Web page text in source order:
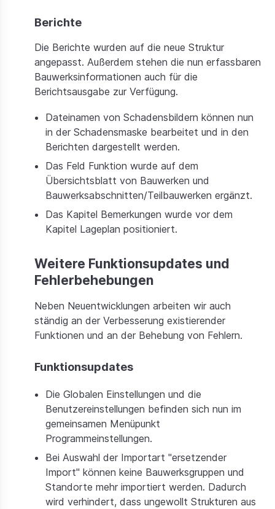
Berichte
Die Berichte wurden auf die neue Struktur
angepasst. Außerdem stehen die nun erfassbaren
Bauwerksinformationen auch für die
Berichtsausgabe zur Verfügung.
Dateinamen von Schadensbildern können nun
in der Schadensmaske bearbeitet und in den
Berichten dargestellt werden.
Das Feld Funktion wurde auf dem
Übersichtsblatt von Bauwerken und
Bauwerksabschnitten/Teilbauwerken ergänzt.
Das Kapitel Bemerkungen wurde vor dem
Kapitel Lageplan positioniert.
Weitere Funktionsupdates und
Fehlerbehebungen
Neben Neuentwicklungen arbeiten wir auch
ständig an der Verbesserung existierender
Funktionen und an der Behebung von Fehlern.
Funktionsupdates
Die Globalen Einstellungen und die
Benutzereinstellungen befinden sich nun im
gemeinsamen Menüpunkt
Programmeinstellungen.
Bei Auswahl der Importart "ersetzender
Import" können keine Bauwerksgruppen und
Standorte mehr importiert werden. Dadurch
wird verhindert, dass ungewollt Strukturen aus